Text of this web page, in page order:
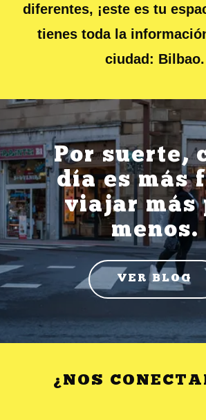
diferentes, ¡este es tu
tienes toda la
ciudad: Bilbao.
Por suerte,
día es más
viajar más
menos.
VER BLOG
¿NOS